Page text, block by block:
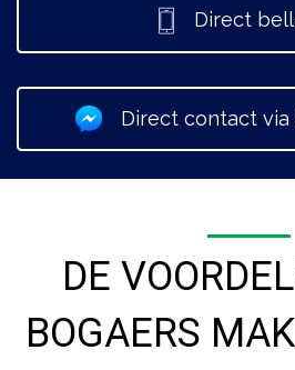
Direct
Direct contact via
DE
BOGAERS